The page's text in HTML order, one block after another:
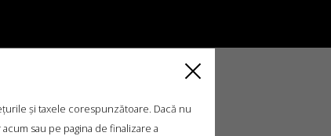
și taxele corespunzătoare. Dacă nu
sau pe pagina de finalizare a